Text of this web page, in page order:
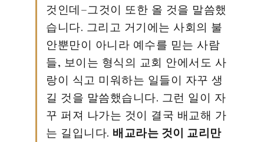
것인데–그것이 또한 올 것을 말씀했
습니다. 그리고 거기에는 사회의 불
안뿐만이 아니라 예수를 믿는 사람
들, 보이는 형식의 교회 안에서도 사
랑이 식고 미워하는 일들이 자꾸 생
길 것을 말씀했습니다. 그런 일이 자
꾸 퍼져 나가는 것이 결국 배교해 가
는 길입니다. 배교라는 것이 교리만